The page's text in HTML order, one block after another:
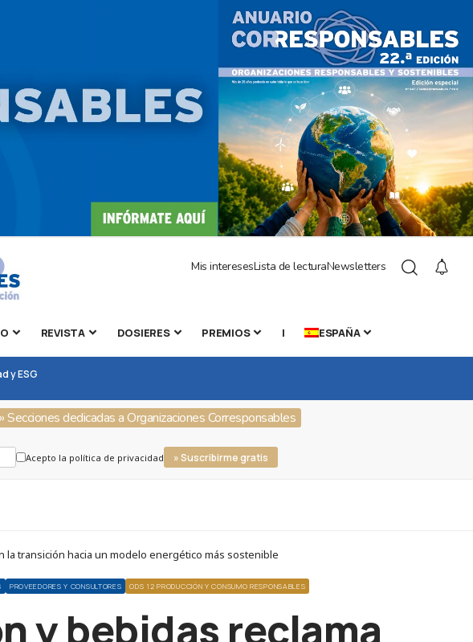
Mis interesesLista de lecturaNewsletters
REVISTA DOSIERES PREMIOS | ESPAÑA
y ESG
» Secciones dedicadas a Organizaciones Corresponsables
Acepto la política de privacidad » Suscribirme gratis
la transición hacia un modelo energético más sostenible
PROVEEDORES Y CONSULTORES ODS 12 PRODUCCIÓN Y CONSUMO RESPONSABLES
y bebidas reclama